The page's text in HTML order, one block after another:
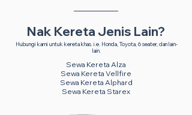
Nak Kereta Jenis Lain?
Hubungi kami untuk kereta khas. i.e. Honda, Toyota, 6 seater, dan lain-
lain.
Sewa Kereta Alza
Sewa Kereta Vellfire
Sewa Kereta Alphard
Sewa Kereta Starex